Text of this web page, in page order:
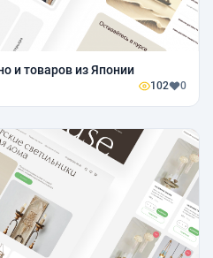
и товаров из Японии
102 0